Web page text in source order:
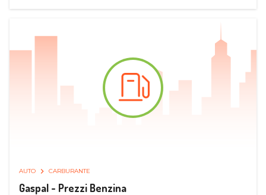
AUTO CARBURANTE
Gaspal - Prezzi Benzina